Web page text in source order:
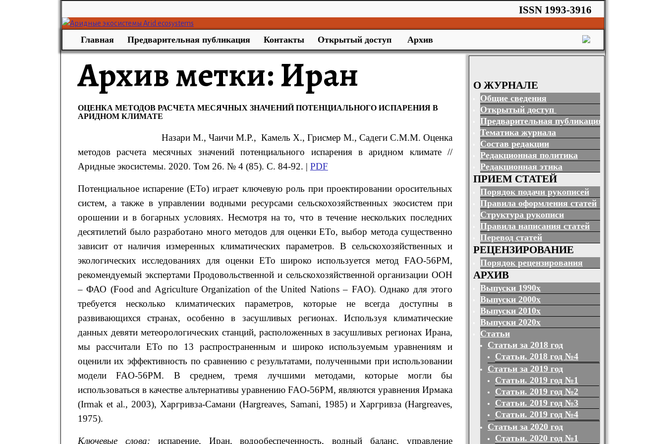
ISSN 1993-3916
Главная Предварительная публикация Контакты Открытый доступ Архив
Архив метки:Иран
ОЦЕНКА МЕТОДОВ РАСЧЕТА МЕСЯЧНЫХ ЗНАЧЕНИЙ ПОТЕНЦИАЛЬНОГО ИСПАРЕНИЯ В
АРИДНОМ КЛИМАТЕ
Назари М., Чаичи М.Р., Камель Х., Грисмер М., СадегиС.М.М.Оценка
методов расчета месячных значений потенциального испаренияв аридном климате //
Аридные экосистемы. 2020. Том 26. № 4 (85). С. 84-92. | PDF
Потенциальное испарение (ETo) играет ключевую роль при проектировании оросительных
систем, а также в управлении водными ресурсами сельскохозяйственных экосистем при
орошении и в богарных условиях. Несмотря на то, что в течение нескольких последних
десятилетий было разработано много методов для оценки ETo, выбор метода существенно
зависит от наличия измеренных климатических параметров. В сельскохозяйственных и
экологических исследованиях для оценки ETo широко используется метод FAO-56PM,
рекомендуемый экспертами Продовольственной и сельскохозяйственной организации ООН
– ФАО (Food and Agriculture Organization of the United Nations – FAO). Однако для этого
требуется несколько климатических параметров, которые не всегда доступны в
развивающихся странах, особенно в засушливых регионах. Используя климатические
данных девяти метеорологических станций, расположенных в засушливых регионах Ирана,
мы рассчитали ETo по 13 распространенным и широко используемым уравнениям и
оценили их эффективность по сравнению с результатами, полученными при использовании
модели FAO-56PM. В среднем, тремя лучшими методами, которые могли бы
использоваться в качестве альтернативы уравнению FAO-56PM, являются уравнения Ирмака
(Irmak et al., 2003), Харгривза-Самани (Hargreaves, Samani, 1985) и Харгривза (Hargreaves,
1975).
Ключевые слова: испарение, Иран, водообеспеченность, водный баланс, управление
О ЖУРНАЛЕ
Общие сведения
Открытый доступ
Предварительная публикация
Тематика журнала
Состав редакции
Редакционная политика
Редакционная этика
ПРИЕМ СТАТЕЙ
Порядок подачи рукописей
Правила оформления статей
Структура рукописи
Правила написания статей
Перевод статей
РЕЦЕНЗИРОВАНИЕ
Порядок рецензирования
АРХИВ
Выпуски 1990х
Выпуски 2000х
Выпуски 2010х
Выпуски 2020х
Статьи
Статьи за 2018 год
Статьи. 2018 год №4
Статьи за 2019 год
Статьи. 2019 год №1
Статьи. 2019 год №2
Статьи. 2019 год №3
Статьи. 2019 год №4
Статьи за 2020 год
Статьи. 2020 год №1